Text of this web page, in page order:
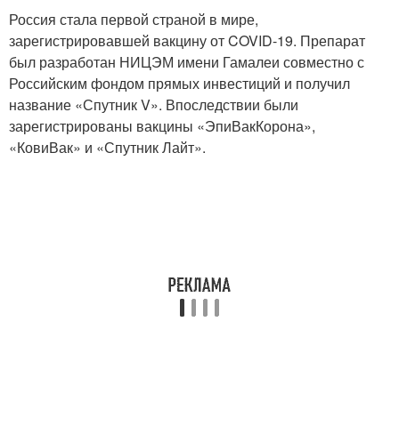
Россия стала первой страной в мире,
зарегистрировавшей вакцину от COVID-19. Препарат
был разработан НИЦЭМ имени Гамалеи совместно с
Российским фондом прямых инвестиций и получил
название «Спутник V». Впоследствии были
зарегистрированы вакцины «ЭпиВакКорона»,
«КовиВак» и «Спутник Лайт».